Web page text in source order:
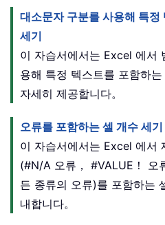
대소문자 구분를 사용해 특
세기
이 자습서에서는 Excel 에서
용해 특정 텍스트를 포함하
자세히 제공합니다。
오류를 포함하는 셀 개수 세기
이 자습서에서는 Excel 에서
(#N/A 오류， #VALUE！ 오
든 종류의 오류)를 포함하는
내합니다。